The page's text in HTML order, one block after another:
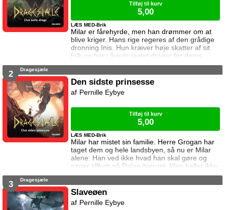
Milar er fårehyrde, men han drømmer om at
blive kriger. Hans rige regeres af den grådige
dronning Inis. Hun kræver høje skatter af sit
folk og har i årevis jagtet drager for deres
sjæle. Da herre Grogan kommer til Milars
Milars liv sig.
LÆS MED-Brik
Tilføj til kurv
5,00
2 Dragesjæle
Den sidste prinsesse
Milar har mistet sin familie. Herre Grogan har
taget dem og hele landsbyen, så nu er Milar
alene. Han ved ikke hvad han skal gøre og
søger tilflugt på Rolan-bjerget. Men heller ikke
der er han i sikkerhed. Dronningens mænd
bjerget. Kan Milar beskytte den?
LÆS MED-Brik
Pernille Eybye
Tilføj til kurv
5,00
3 Dragesjæle
Slaveøen
Pernille Eybye